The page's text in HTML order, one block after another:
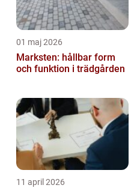
01 maj 2026
Marksten: hållbar form
och funktion i trädgården
11 april 2026